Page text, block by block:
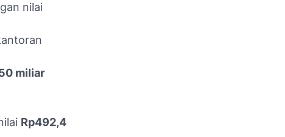
nilai
miliar
Rp492,4